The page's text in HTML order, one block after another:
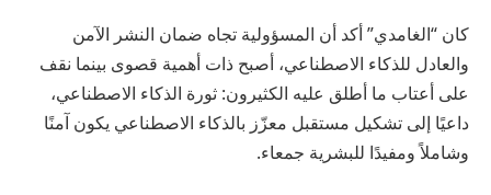
كان “الغامدي” أكد أن المسؤولية تجاه ضمان النشر الآمن
والعادل للذكاء الاصطناعي، أصبح ذات أهمية قصوى بينما نقف
على أعتاب ما أطلق عليه الكثيرون: ثورة الذكاء الاصطناعي،
داعيًا إلى تشكيل مستقبل معزّز بالذكاء الاصطناعي يكون آمنًا
وشاملاً ومفيدًا للبشرية جمعاء.